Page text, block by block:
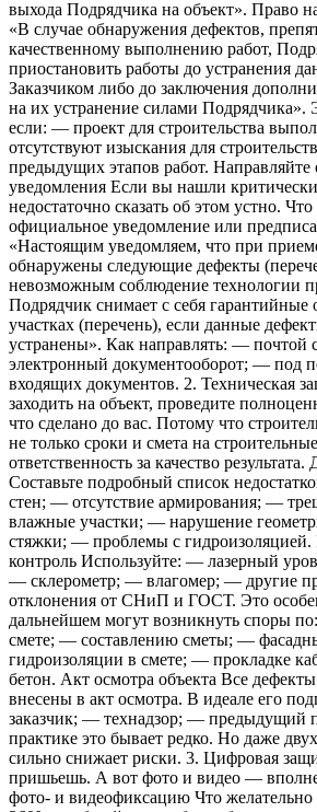
выхода Подрядчика на объект». Право
«В случае обнаружения дефектов,
качественному выполнению работ,
приостановить работы до устранения
Заказчиком либо до заключения
на их устранение силами Подрядчика».
если: — проект для строительства
отсутствуют изыскания для
предыдущих этапов работ.
уведомления Если вы нашли
недостаточно сказать об этом устно.
официальное уведомление или
«Настоящим уведомляем, что при
обнаружены следующие дефекты
невозможным соблюдение технологии
Подрядчик снимает с себя гарантийные
участках (перечень), если данные
устранены». Как направлять: — почтой
электронный документооборот; — под
входящих документов. 2. Техническая
заходить на объект, проведите
что сделано до вас. Потому что
не только сроки и смета на
ответственность за качество
Составьте подробный список
стен; — отсутствие армирования; —
влажные участки; — нарушение
стяжки; — проблемы с
контроль Используйте: — лазерный
— склерометр; — влагомер; — другие
отклонения от СНиП и ГОСТ. Это
дальнейшем могут возникнуть споры
смете; — составлению сметы; —
гидроизоляции в смете; — прокладке
бетон. Акт осмотра объекта Все
внесены в акт осмотра. В идеале его
заказчик; — технадзор; — предыдущий
практике это бывает редко. Но даже
сильно снижает риски. 3. Цифровая
пришьешь. А вот фото и видео —
фото- и видеофиксацию Что желательно